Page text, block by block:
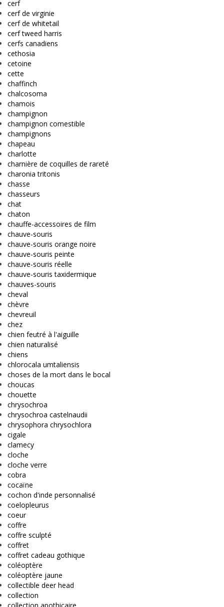
cerf
cerf de virginie
cerf de whitetail
cerf tweed harris
cerfs canadiens
cethosia
cetoine
cette
chaffinch
chalcosoma
chamois
champignon
champignon comestible
champignons
chapeau
charlotte
charnière de coquilles de rareté
charonia tritonis
chasse
chasseurs
chat
chaton
chauffe-accessoires de film
chauve-souris
chauve-souris orange noire
chauve-souris peinte
chauve-souris réelle
chauve-souris taxidermique
chauves-souris
cheval
chèvre
chevreuil
chez
chien feutré à l'aiguille
chien naturalisé
chiens
chlorocala umtaliensis
choses de la mort dans le bocal
choucas
chouette
chrysochroa
chrysochroa castelnaudii
chrysophora chrysochlora
cigale
clamecy
cloche
cloche verre
cobra
cocaïne
cochon d'inde personnalisé
coelopleurus
coeur
coffre
coffre sculpté
coffret
coffret cadeau gothique
coléoptère
coléoptère jaune
collectible deer head
collection
collection apothicaire